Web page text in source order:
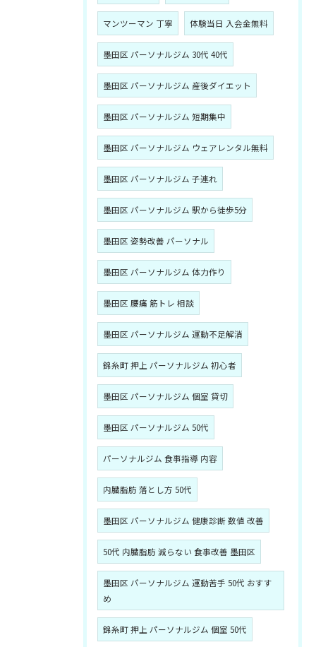
マンツーマン 丁寧 体験当日 入会金無料
墨田区 パーソナルジム 30代 40代
墨田区 パーソナルジム 産後ダイエット
墨田区 パーソナルジム 短期集中
墨田区 パーソナルジム ウェアレンタル無料
墨田区 パーソナルジム 子連れ
墨田区 パーソナルジム 駅から徒歩5分
墨田区 姿勢改善 パーソナル
墨田区 パーソナルジム 体力作り
墨田区 腰痛 筋トレ 相談
墨田区 パーソナルジム 運動不足解消
錦糸町 押上 パーソナルジム 初心者
墨田区 パーソナルジム 個室 貸切
墨田区 パーソナルジム 50代
パーソナルジム 食事指導 内容
内臓脂肪 落とし方 50代
墨田区 パーソナルジム 健康診断 数値 改善
50代 内臓脂肪 減らない 食事改善 墨田区
墨田区 パーソナルジム 運動苦手 50代 おすす
め
錦糸町 押上 パーソナルジム 個室 50代